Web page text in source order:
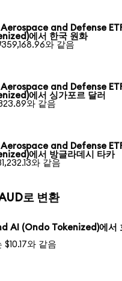
and Defense
에서 한국 원화
와 같음
and Defense
에서 싱가포르 달러
와 같음
and Defense
에서 방글라데시 타카
와 같음
로 변환
AI (Ondo Tokenized)에서
$10.17와 같음